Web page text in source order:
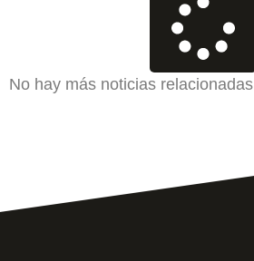
No hay más noticias relacionadas